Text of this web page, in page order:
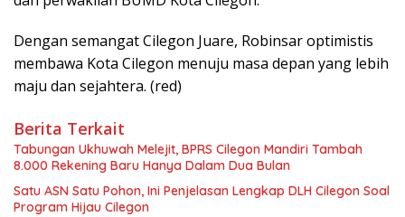
Dengan semangat Cilegon Juare, Robinsar optimistis
membawa Kota Cilegon menuju masa depan yang lebih
maju dan sejahtera. (red)
Berita Terkait
Tabungan Ukhuwah Melejit, BPRS Cilegon Mandiri Tambah
8.000 Rekening Baru Hanya Dalam Dua Bulan
Satu ASN Satu Pohon, Ini Penjelasan Lengkap DLH Cilegon Soal
Program Hijau Cilegon